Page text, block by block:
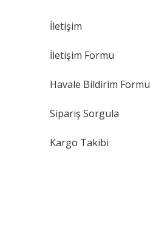
İletişim
İletişim Formu
Havale Bildirim Formu
Sipariş Sorgula
Kargo Takibi